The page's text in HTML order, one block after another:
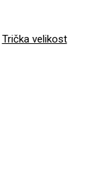
Trička velikost